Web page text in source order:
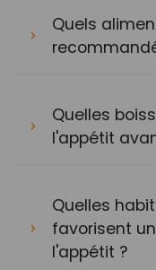
Quels
Quelles
l'appétit
Quelles
favorisent
l'appétit ?